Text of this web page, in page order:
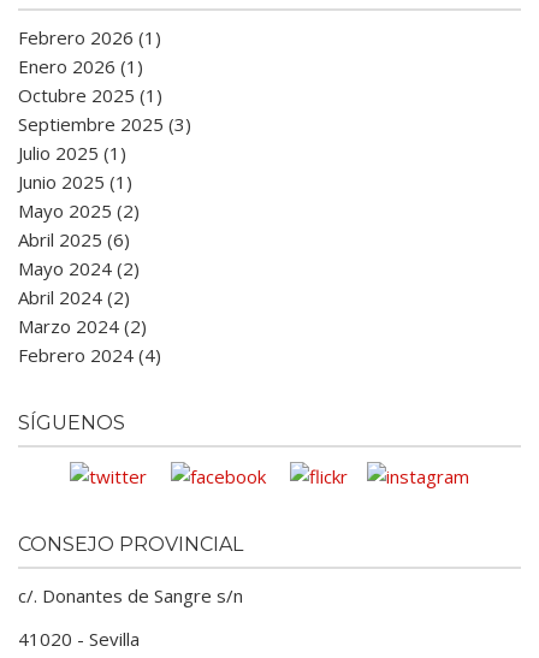
Febrero 2026 (1)
Enero 2026 (1)
Octubre 2025 (1)
Septiembre 2025 (3)
Julio 2025 (1)
Junio 2025 (1)
Mayo 2025 (2)
Abril 2025 (6)
Mayo 2024 (2)
Abril 2024 (2)
Marzo 2024 (2)
Febrero 2024 (4)
SÍGUENOS
CONSEJO PROVINCIAL
c/. Donantes de Sangre s/n
41020 - Sevilla